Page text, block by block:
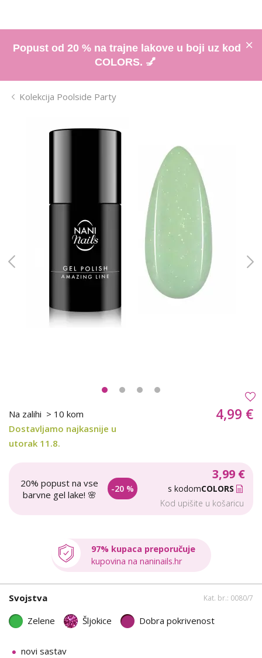
Popust od 20 % na trajne lakove u boji uz kod
COLORS. 💅
Kolekcija Poolside Party
Na zalihi > 10 kom
Dostavljamo najkasnije u
utorak 11.8.
4,99 €
20% popust na vse
barvne gel lake! 🌸
-20 %
3,99 €
s kodomCOLORS
Kod upišite u košaricu
97% kupaca preporučuje
kupovina na naninails.hr
Svojstva Kat. br.: 0080/7
Zelene Šljokice Dobra pokrivenost
novi sastav